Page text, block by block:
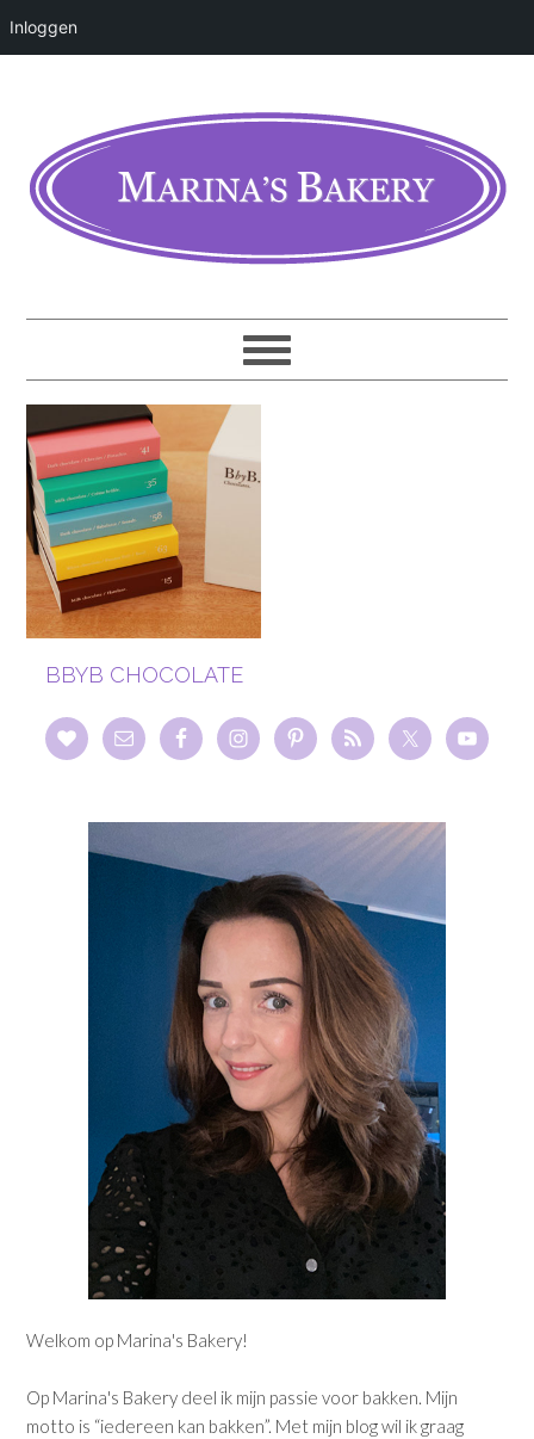
Inloggen
BBYB CHOCOLATE
Welkom op Marina's Bakery!
Op Marina's Bakery deel ik mijn passie voor bakken. Mijn
motto is “iedereen kan bakken”. Met mijn blog wil ik graag